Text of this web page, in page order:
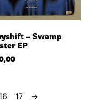
– Swamp
EP
16 17 →